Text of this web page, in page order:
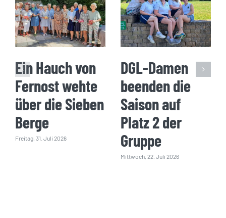
Ein Hauch von
Fernost wehte
über die Sieben
Berge
Freitag, 31. Juli 2026
DGL-Damen
beenden die
Saison auf
Platz 2 der
Gruppe
Mittwoch, 22. Juli 2026